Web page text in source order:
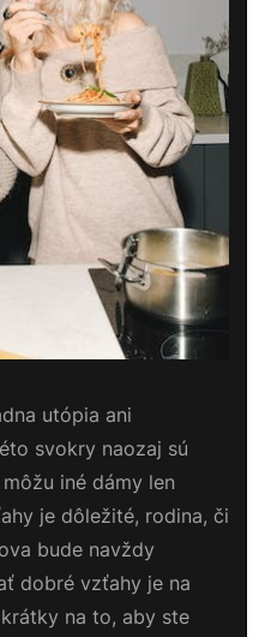
utópia ani
svokry naozaj sú
iné dámy len
je dôležité, rodina, či
bude navždy
dobré vzťahy je na
na to, aby ste